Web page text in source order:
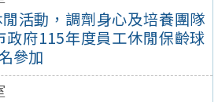
活動，調劑身心及培養團隊
政府115年度員工休閒保齡球
參加